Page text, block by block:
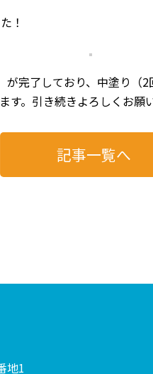
！
完了しており、中塗り（
す。引き続きよろしくお願
記事一覧へ
地1